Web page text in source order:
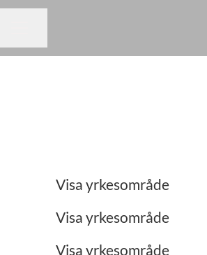
Visa yrkesområde
Visa yrkesområde
Visa yrkesområde